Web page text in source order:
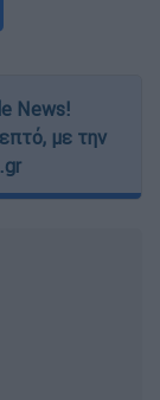
News!
με την